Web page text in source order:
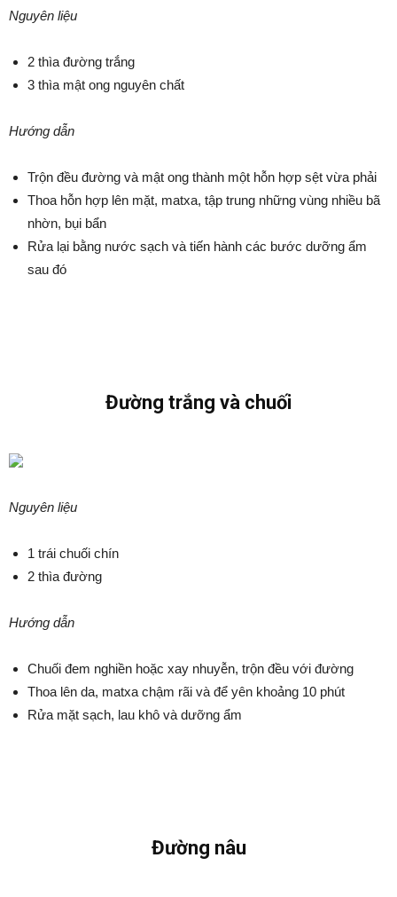
Nguyên liệu
2 thìa đường trắng
3 thìa mật ong nguyên chất
Hướng dẫn
Trộn đều đường và mật ong thành một hỗn hợp sệt vừa phải
Thoa hỗn hợp lên mặt, matxa, tập trung những vùng nhiều bã
nhờn, bụi bẩn
Rửa lại bằng nước sạch và tiến hành các bước dưỡng ẩm
sau đó
Đường trắng và chuối
Nguyên liệu
1 trái chuối chín
2 thìa đường
Hướng dẫn
Chuối đem nghiền hoặc xay nhuyễn, trộn đều với đường
Thoa lên da, matxa chậm rãi và để yên khoảng 10 phút
Rửa mặt sạch, lau khô và dưỡng ẩm
Đường nâu